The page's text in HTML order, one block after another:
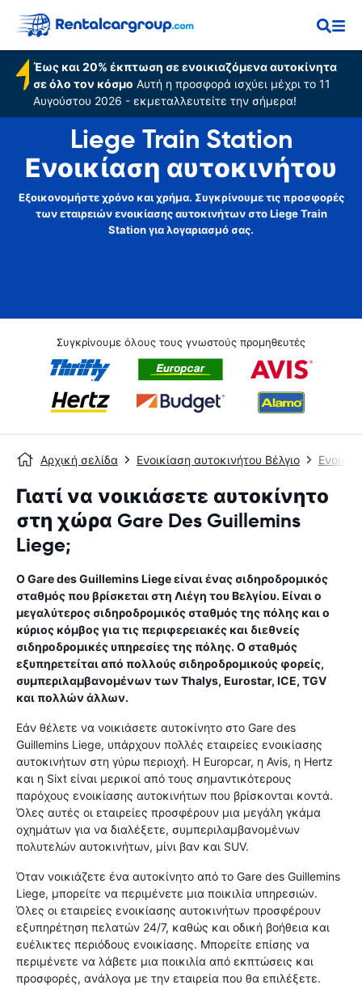
Έως και 20% έκπτωση σε ενοικιαζόμενα αυτοκίνητα
σε όλο τον κόσμο Αυτή η προσφορά ισχύει μέχρι το 11
Αυγούστου 2026 - εκμεταλλευτείτε την σήμερα!
Liege Train Station
Ενοικίαση αυτοκινήτου
Εξοικονομήστε χρόνο και χρήμα. Συγκρίνουμε τις προσφορές
των εταιρειών ενοικίασης αυτοκινήτων στο Liege Train
Station για λογαριασμό σας.
Συγκρίνουμε όλους τους γνωστούς προμηθευτές
Αρχική σελίδα Ενοικίαση αυτοκινήτου Βέλγιο
Γιατί να νοικιάσετε αυτοκίνητο
στη χώρα Gare Des Guillemins
Liege;
Ο Gare des Guillemins Liege είναι ένας σιδηροδρομικός
σταθμός που βρίσκεται στη Λιέγη του Βελγίου. Είναι ο
μεγαλύτερος σιδηροδρομικός σταθμός της πόλης και ο
κύριος κόμβος για τις περιφερειακές και διεθνείς
σιδηροδρομικές υπηρεσίες της πόλης. Ο σταθμός
εξυπηρετείται από πολλούς σιδηροδρομικούς φορείς,
συμπεριλαμβανομένων των Thalys, Eurostar, ICE, TGV
και πολλών άλλων.
Εάν θέλετε να νοικιάσετε αυτοκίνητο στο Gare des
Guillemins Liege, υπάρχουν πολλές εταιρείες ενοικίασης
αυτοκινήτων στη γύρω περιοχή. Η Europcar, η Avis, η Hertz
και η Sixt είναι μερικοί από τους σημαντικότερους
παρόχους ενοικίασης αυτοκινήτων που βρίσκονται κοντά.
Όλες αυτές οι εταιρείες προσφέρουν μια μεγάλη γκάμα
οχημάτων για να διαλέξετε, συμπεριλαμβανομένων
πολυτελών αυτοκινήτων, μίνι βαν και SUV.
Όταν νοικιάζετε ένα αυτοκίνητο από το Gare des Guillemins
Liege, μπορείτε να περιμένετε μια ποικιλία υπηρεσιών.
Όλες οι εταιρείες ενοικίασης αυτοκινήτων προσφέρουν
εξυπηρέτηση πελατών 24/7, καθώς και οδική βοήθεια και
ευέλικτες περιόδους ενοικίασης. Μπορείτε επίσης να
περιμένετε να λάβετε μια ποικιλία από εκπτώσεις και
προσφορές, ανάλογα με την εταιρεία που θα επιλέξετε.